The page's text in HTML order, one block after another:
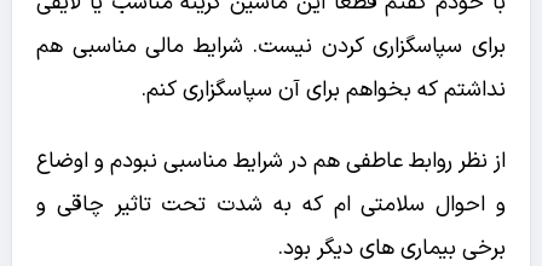
برای سپاسگزاری کردن نیست. شرایط مالی مناسبی هم
نداشتم که بخواهم برای آن سپاسگزاری کنم.
از نظر روابط عاطفی هم در شرایط مناسبی نبودم و اوضاع
و احوال سلامتی ام که به شدت تحت تاثیر چاقی و
برخی بیماری های دیگر بود.